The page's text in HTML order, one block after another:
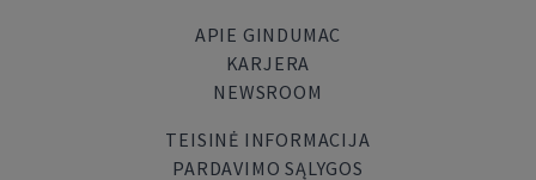
APIE GINDUMAC
KARJERA
NEWSROOM
TEISINĖ INFORMACIJA
PARDAVIMO SĄLYGOS